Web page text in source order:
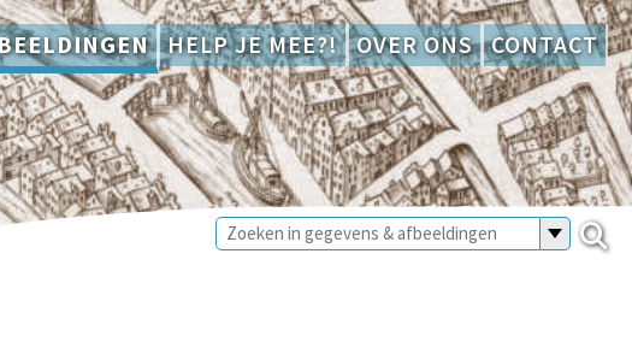
HELP JE MEE?! OVER ONS CONTACT